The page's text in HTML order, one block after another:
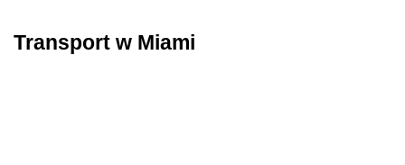
Transport w Miami